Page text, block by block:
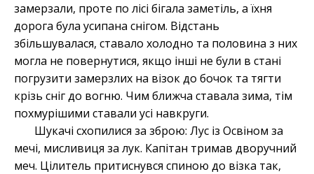
замерзали, проте по лісі бігала заметіль, а їхня
дорога була усипана снігом. Відстань
збільшувалася, ставало холодно та половина з них
могла не повернутися, якщо інші не були в стані
погрузити замерзлих на візок до бочок та тягти
крізь сніг до вогню. Чим ближча ставала зима, тім
похмурішими ставали усі навкруги.
Шукачі схопилися за зброю: Лус із Освіном за
мечі, мисливиця за лук. Капітан тримав дворучний
меч. Цілитель притиснувся спиною до візка так,